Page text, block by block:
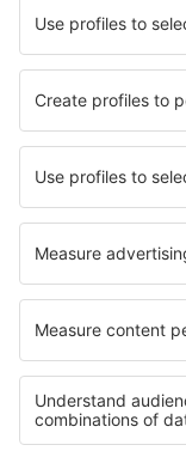
Ubytování in Saints
Ubytování in
Ubytování in Pleine-
Ubytování in Italy - ski
Ubytování v Kalábrii
Ubytování v Srbsku